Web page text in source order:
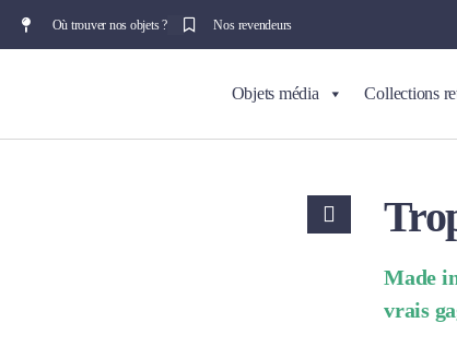
Où trouver nos objets ? Nos revendeurs
Objets média Collections
Made
vrais